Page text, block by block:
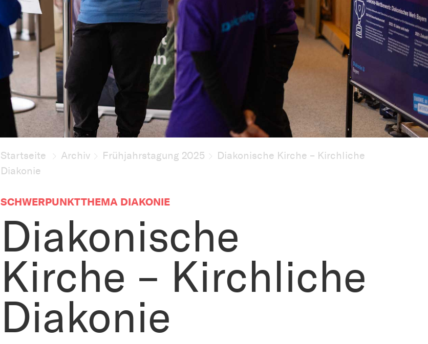
Startseite Archiv Frühjahrstagung 2025
Diakonische Kirche – Kirchliche
Diakonie
SCHWERPUNKTTHEMA DIAKONIE
Diakonische
Kirche – Kirchliche
Diakonie